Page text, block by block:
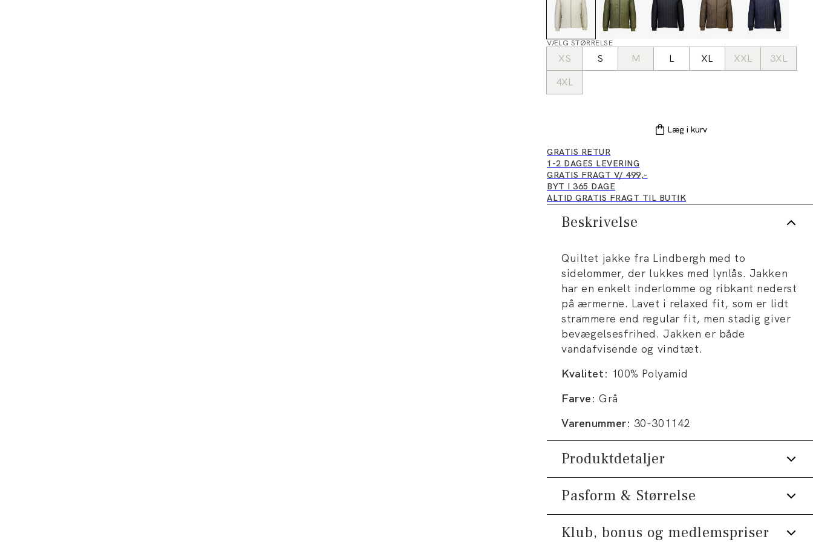
VÆLG STØRRELSE
XS S M L XL XXL
3XL
4XL
Læg i kurv
GRATIS RETUR
1-2 DAGES LEVERING
GRATIS FRAGT V/ 499,-
BYT I 365 DAGE
ALTID GRATIS FRAGT TIL BUTIK
Beskrivelse
Quiltet jakke fra Lindbergh med to
sidelommer, der lukkes med lynlås. Jakken
har en enkelt inderlomme og ribkant nederst
på ærmerne. Lavet i relaxed fit, som er lidt
strammere end regular fit, men stadig giver
bevægelsesfrihed. Jakken er både
vandafvisende og vindtæt.
Kvalitet: 100% Polyamid
Farve: Grå
Varenummer: 30-301142
Produktdetaljer
Logomærke nederst på venstre side.
To sidelommer med lynlås.
Jakken har en enkelt inderlomme med
Pasform & Størrelse
Fit:Relaxed fit
Klub, bonus og medlemspriser